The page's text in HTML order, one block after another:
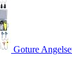
Goture